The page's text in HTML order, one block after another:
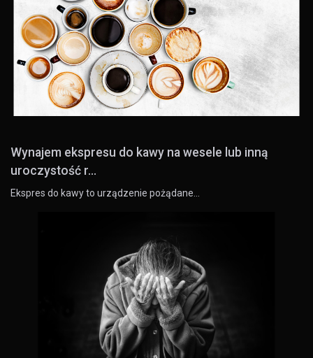
Wynajem ekspresu do kawy na wesele lub inną
uroczystość r...
Ekspres do kawy to urządzenie pożądane…